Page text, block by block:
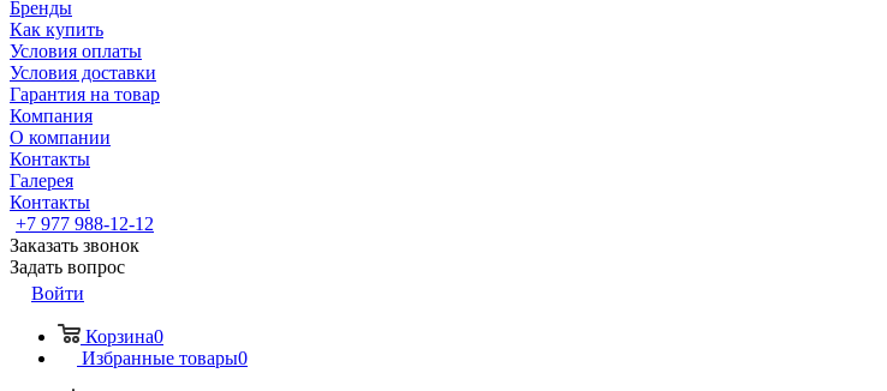
Бренды
Как купить
Условия оплаты
Условия доставки
Гарантия на товар
Компания
О компании
Контакты
Галерея
Контакты
+7 977 988-12-12
Заказать звонок
Задать вопрос
Войти
Корзина0
Избранные товары0